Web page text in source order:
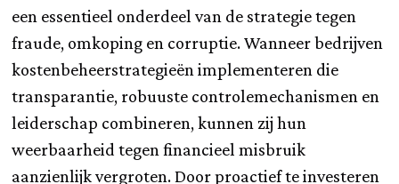
een essentieel onderdeel van de strategie tegen
fraude, omkoping en corruptie. Wanneer bedrijven
kostenbeheerstrategieën implementeren die
transparantie, robuuste controlemechanismen en
leiderschap combineren, kunnen zij hun
weerbaarheid tegen financieel misbruik
aanzienlijk vergroten. Door proactief te investeren